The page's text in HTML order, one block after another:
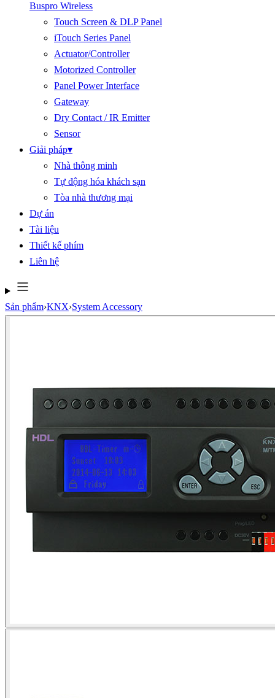
Buspro Wireless
Touch Screen & DLP Panel
iTouch Series Panel
Actuator/Controller
Motorized Controller
Panel Power Interface
Gateway
Dry Contact / IR Emitter
Sensor
Giải pháp▾
Nhà thông minh
Tự động hóa khách sạn
Tòa nhà thương mại
Dự án
Tài liệu
Thiết kế phím
Liên hệ
Sản phẩm›KNX›System Accessory